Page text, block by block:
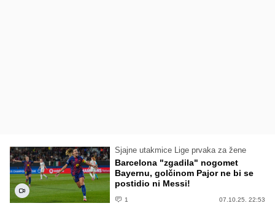
Sjajne utakmice Lige prvaka za žene
Barcelona "zgadila" nogomet
Bayernu, golčinom Pajor ne bi se
postidio ni Messi!
1 07.10.25. 22:53